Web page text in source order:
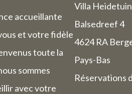
accueillante
et votre fidèle
toute la
sommes
avec votre
Villa Heidetuin
Balsedreef 4
4624 RA
Pays-Bas
Réservations
vacances, nous avons
de fermeture
:
notre service de
toujours